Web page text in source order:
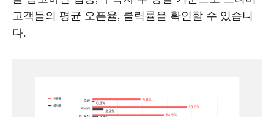
고객들의 평균 오픈율, 클릭률을 확인할 수 있습니
다.